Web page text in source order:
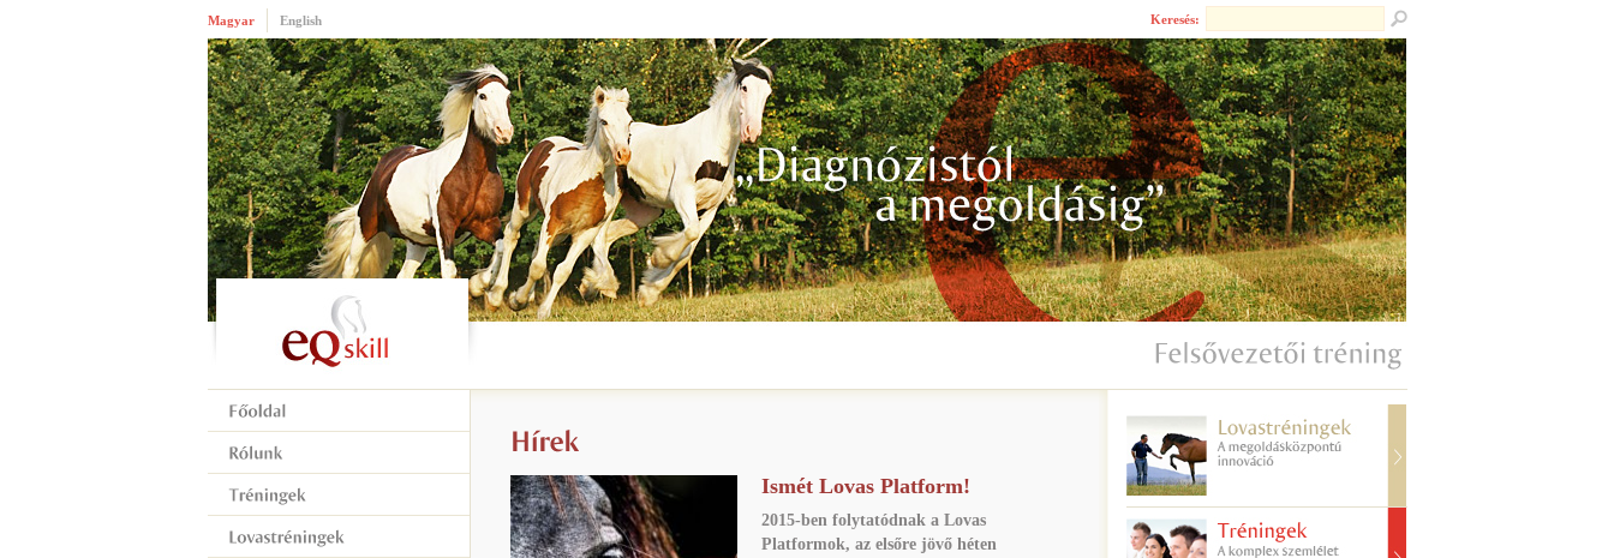
Magyar English Keresés:
Ismét Lovas Platform!
2015-ben folytatódnak a Lovas
Platformok, az elsőre jövő héten